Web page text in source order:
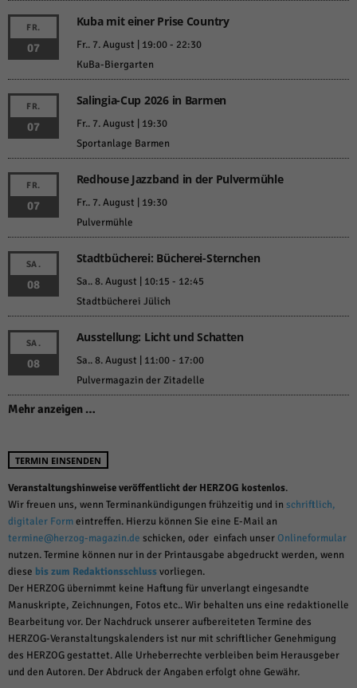
FR.
07
Kuba mit einer Prise Country
Fr.. 7. August | 19:00- 22:30
KuBa-Biergarten
FR.
07
Salingia-Cup 2026 in Barmen
Fr.. 7. August | 19:30
Sportanlage Barmen
FR.
07
Redhouse Jazzband in der Pulvermühle
Fr.. 7. August | 19:30
Pulvermühle
SA.
08
Stadtbücherei: Bücherei-Sternchen
Sa.. 8. August | 10:15 - 12:45
Stadtbücherei Jülich
SA.
08
Ausstellung: Licht und Schatten
Sa.. 8. August | 11:00- 17:00
Pulvermagazin der Zitadelle
Mehr anzeigen …
TERMIN EINSENDEN
Veranstaltungshinweise veröffentlicht der HERZOG kostenlos.
Wir freuen uns, wenn Terminankündigungen frühzeitig und in schriftlich,
digitaler Formeintreffen. Hierzu können Sie eine E-Mail an
termine@herzog-magazin.de schicken, oder einfach unserOnlineformular
nutzen. Termine können nur in der Printausgabe abgedruckt werden, wenn
diese bis zum Redaktionsschlussvorliegen.
Der HERZOG übernimmt keine Haftung für unverlangt eingesandte
Manuskripte, Zeichnungen, Fotos etc.. Wir behalten uns eine redaktionelle
Bearbeitung vor. Der Nachdruck unserer aufbereiteten Termine des
HERZOG-Veranstaltungskalenders ist nur mit schriftlicher Genehmigung
des HERZOG gestattet. Alle Urheberrechte verbleiben beim Herausgeber
und den Autoren. Der Abdruck der Angaben erfolgt ohne Gewähr.